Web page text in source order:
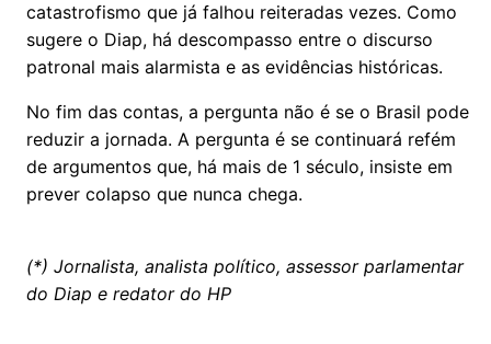
catastrofismo que já falhou reiteradas vezes. Como
sugere o Diap, há descompasso entre o discurso
patronal mais alarmista e as evidências históricas.
No fim das contas, a pergunta não é se o Brasil pode
reduzir a jornada. A pergunta é se continuará refém
de argumentos que, há mais de 1 século, insiste em
prever colapso que nunca chega.
(*) Jornalista, analista político, assessor parlamentar
do Diap e redator do HP